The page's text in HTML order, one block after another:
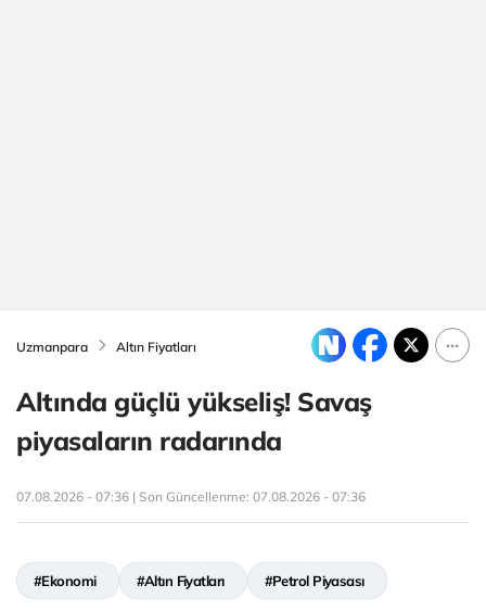
Uzmanpara Altın Fiyatları
Altında güçlü yükseliş! Savaş
piyasaların radarında
07.08.2026 - 07:36 | Son Güncellenme: 07.08.2026 - 07:36
#Ekonomi #Altın Fiyatları #Petrol Piyasası